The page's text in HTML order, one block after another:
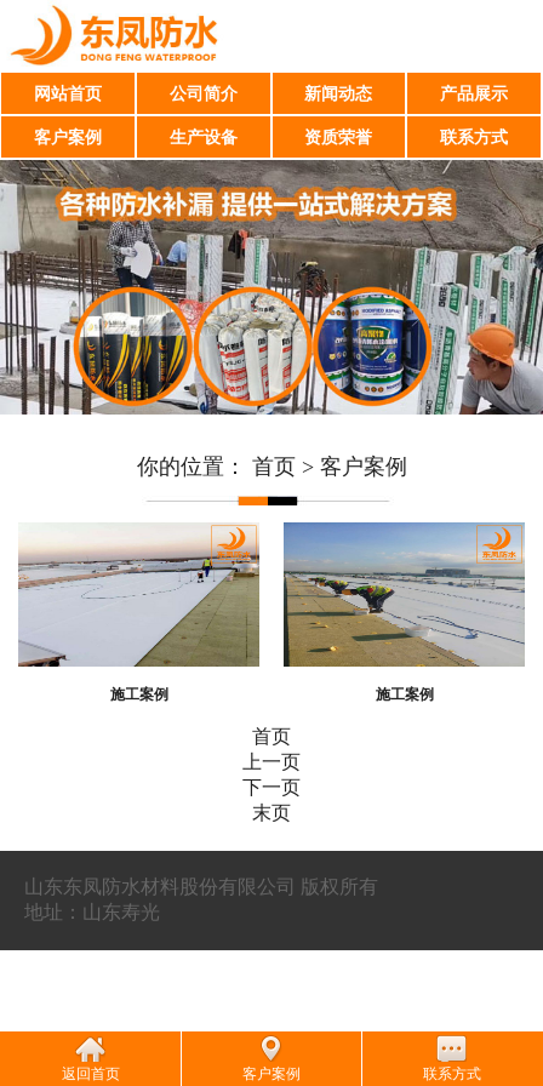
网站首页 公司简介 新闻动态 产品展示
客户案例 生产设备 资质荣誉 联系方式
你的位置： 首页 > 客户案例
施工案例 施工案例
首页
上一页
下一页
末页
山东东凤防水材料股份有限公司 版权所有
地址：山东寿光
返回首页 客户案例 联系方式